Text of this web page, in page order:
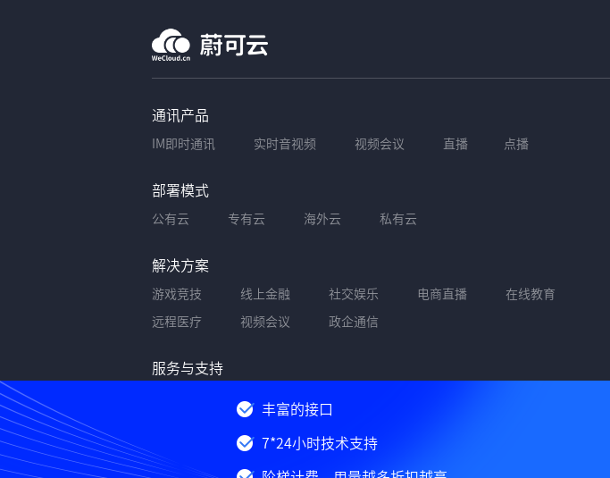
丰富的接口
7*24小时技术支持
通讯产品
IM即时通讯 实时音视频 视频会议 直播 点播
部署模式
公有云 专有云 海外云 私有云
解决方案
游戏竞技 线上金融 社交娱乐 电商直播 在线教育
远程医疗 视频会议 政企通信
服务与支持
闽公网安备